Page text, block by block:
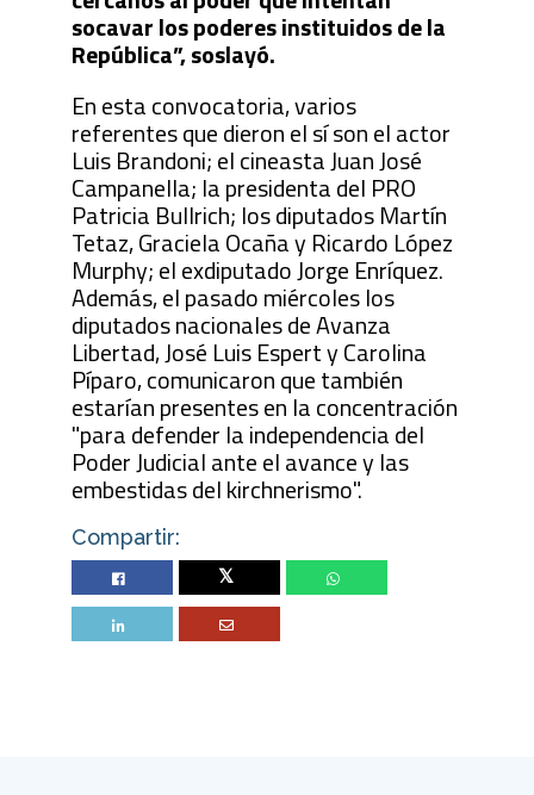
socavar los poderes instituidos de la
República”, soslayó.
En esta convocatoria, varios
referentes que dieron el sí son el actor
Luis Brandoni; el cineasta Juan José
Campanella; la presidenta del PRO
Patricia Bullrich; los diputados Martín
Tetaz, Graciela Ocaña y Ricardo López
Murphy; el exdiputado Jorge Enríquez.
Además, el pasado miércoles los
diputados nacionales de Avanza
Libertad, José Luis Espert y Carolina
Píparo, comunicaron que también
estarían presentes en la concentración
"para defender la independencia del
Poder Judicial ante el avance y las
embestidas del kirchnerismo".
Compartir:
Twitter